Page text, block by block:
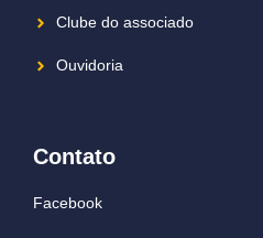
Clube do associado
Ouvidoria
Contato
Facebook